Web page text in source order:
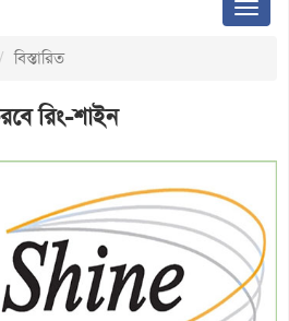
বিস্তারিত
রিং-শাইন